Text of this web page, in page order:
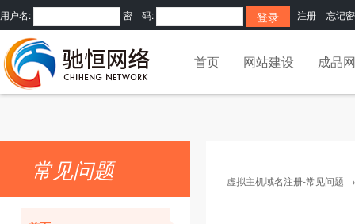
用户名: 密 码: 注册 忘记
首页 网站建设 成品
常见问题 虚拟主机域名注册-常见问题